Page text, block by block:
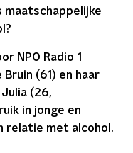
maatschappelijke
NPO Radio 1
(61) en haar
(26,
in jonge en
relatie met alcohol.